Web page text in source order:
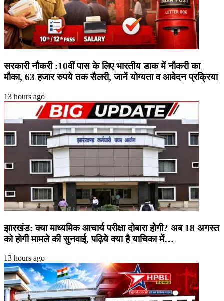
सरकारी नौकरी :10वीं पास के लिए भारतीय डाक में नौकरी का
मौका, 63 हजार रुपये तक सैलरी, जानें योग्यता व आवेदन प्रक्रिया
13 hours ago
झारखंड: क्या माध्यमिक आचार्य परीक्षा दोबारा होगी? अब 18 अगस्त
को होगी मामले की सुनवाई, पढ़िये क्या है याचिका में…
13 hours ago